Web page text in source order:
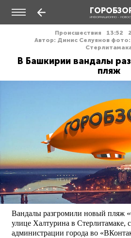
ИНФОРМАЦИОННО -
Происшествия 13:52
Автор: Динис Селуянов
В Башкирии вандалы
пляж
Вандалы разгромили новый пляж
улице Халтурина в Стерлитамаке,
администрации города во